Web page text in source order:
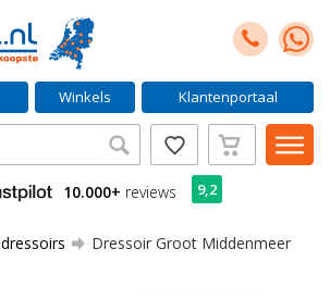
Winkels Klantenportaal
10.000+ reviews 9,2
dressoirs Dressoir Groot Middenmeer